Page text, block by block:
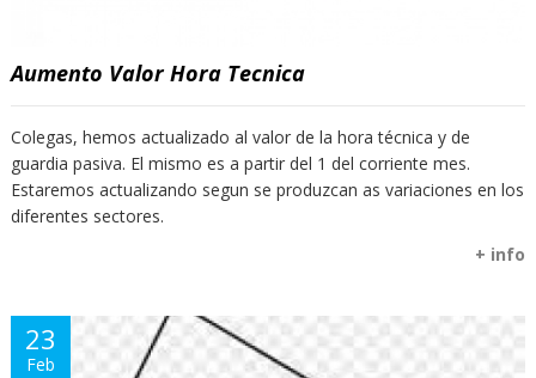
Aumento Valor Hora Tecnica
Colegas, hemos actualizado al valor de la hora técnica y de
guardia pasiva. El mismo es a partir del 1 del corriente mes.
Estaremos actualizando segun se produzcan as variaciones en los
diferentes sectores.
+ info
23
Feb